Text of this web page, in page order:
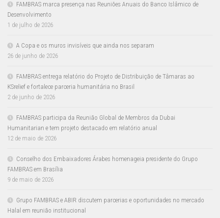
FAMBRAS marca presença nas Reuniões Anuais do Banco Islâmico de
Desenvolvimento
1 de julho de 2026
A Copa e os muros invisíveis que ainda nos separam
26 de junho de 2026
FAMBRAS entrega relatório do Projeto de Distribuição de Tâmaras ao
KSrelief e fortalece parceria humanitária no Brasil
2 de junho de 2026
FAMBRAS participa da Reunião Global de Membros da Dubai
Humanitarian e tem projeto destacado em relatório anual
12 de maio de 2026
Conselho dos Embaixadores Árabes homenageia presidente do Grupo
FAMBRAS em Brasília
9 de maio de 2026
Grupo FAMBRAS e ABIR discutem parcerias e oportunidades no mercado
Halal em reunião institucional